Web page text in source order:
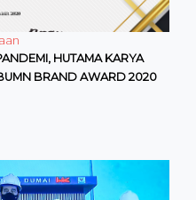
HUTAMA KARYA
BRAND AWARD 2020